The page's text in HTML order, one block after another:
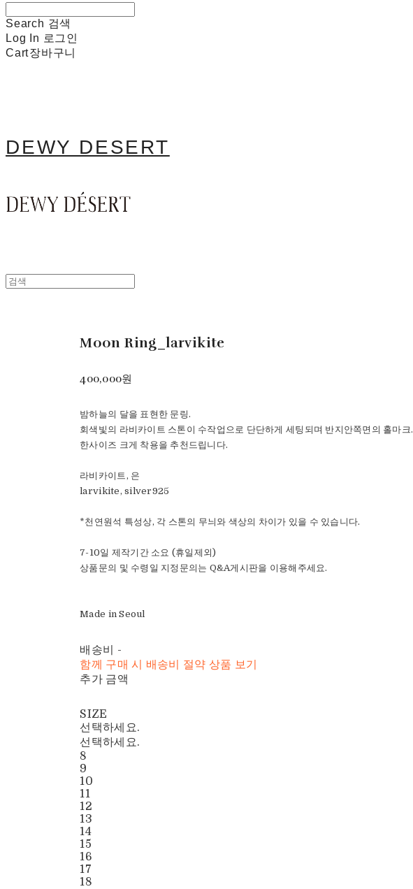
Search 검색
Log In 로그인
Cart장바구니
DEWY DESERT
Moon Ring_larvikite
400,000원
밤하늘의 달을 표현한 문링.
회색빛의 라비카이트 스톤이 수작업으로 단단하게 세팅되며 반지안쪽면의 홀마크.
한사이즈 크게 착용을 추천드립니다.
라비카이트, 은
larvikite, silver925
*천연원석 특성상, 각 스톤의 무늬와 색상의 차이가 있을 수 있습니다.
7-10일 제작기간 소요 (휴일제외)
상품문의 및 수령일 지정문의는 Q&A게시판을 이용해주세요.
Made in Seoul
배송비 -
함께 구매 시 배송비 절약 상품 보기
추가 금액
SIZE
선택하세요.
선택하세요.
8
9
10
11
12
13
14
15
16
17
18